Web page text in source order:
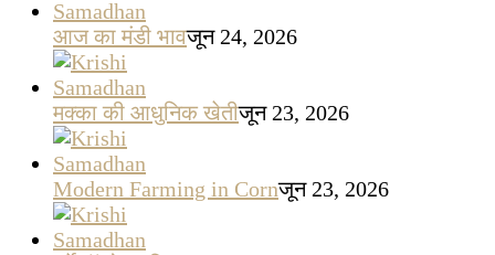
आज का मंडी भावजून 24, 2026
मक्का की आधुनिक खेतीजून 23, 2026
Modern Farming in Cornजून 23, 2026